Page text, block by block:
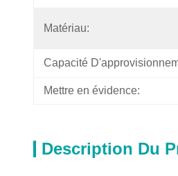
Matériau:
Capacité
Mettre en évidence:
Description Du